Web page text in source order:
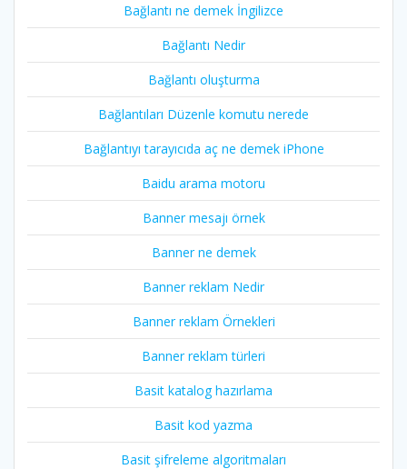
Bağlantı ne demek İngilizce
Bağlantı Nedir
Bağlantı oluşturma
Bağlantıları Düzenle komutu nerede
Bağlantıyı tarayıcıda aç ne demek iPhone
Baidu arama motoru
Banner mesajı örnek
Banner ne demek
Banner reklam Nedir
Banner reklam Örnekleri
Banner reklam türleri
Basit katalog hazırlama
Basit kod yazma
Basit şifreleme algoritmaları